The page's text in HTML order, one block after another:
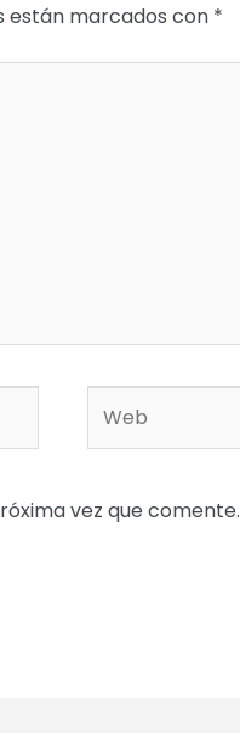
están marcados con *
vez que comente.